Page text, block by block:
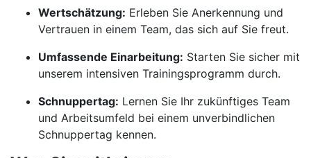
Wertschätzung: Erleben Sie Anerkennung und
Vertrauen in einem Team, das sich auf Sie freut.
Umfassende Einarbeitung: Starten Sie sicher mit
unserem intensiven Trainingsprogramm durch.
Schnuppertag: Lernen Sie Ihr zukünftiges Team
und Arbeitsumfeld bei einem unverbindlichen
Schnuppertag kennen.